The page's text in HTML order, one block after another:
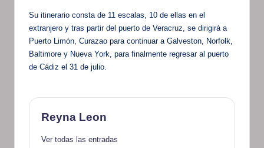
Su itinerario consta de 11 escalas, 10 de ellas en el
extranjero y tras partir del puerto de Veracruz, se dirigirá a
Puerto Limón, Curazao para continuar a Galveston, Norfolk,
Baltimore y Nueva York, para finalmente regresar al puerto
de Cádiz el 31 de julio.
Reyna Leon
Ver todas las entradas